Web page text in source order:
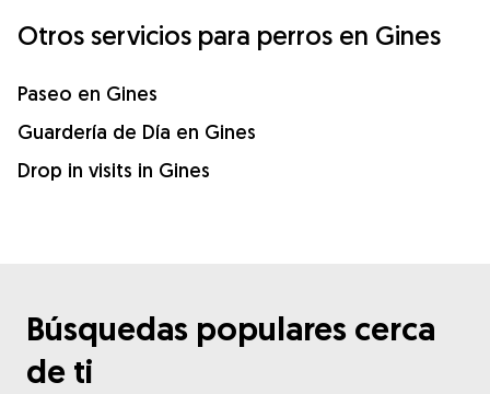
Otros servicios para perros en Gines
Paseo en Gines
Guardería de Día en Gines
Drop in visits in Gines
Búsquedas populares cerca
de ti